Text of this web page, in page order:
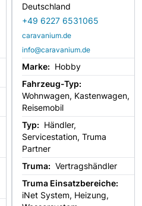
Deutschland
+49 6227 6531065
caravanium.de
info@caravanium.de
Marke: Hobby
Fahrzeug-Typ:
Wohnwagen, Kastenwagen,
Reisemobil
Typ: Händler,
Servicestation, Truma
Partner
Truma: Vertragshändler
Truma Einsatzbereiche:
iNet System, Heizung,